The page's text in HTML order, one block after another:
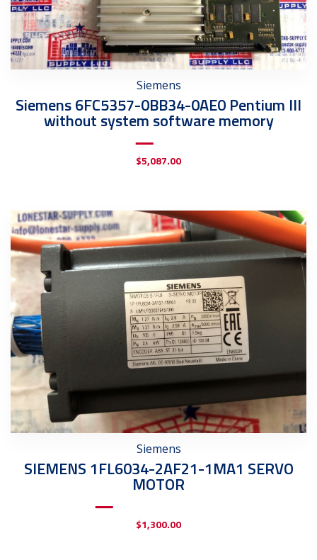
Siemens
Siemens 6FC5357-0BB34-0AE0 Pentium III
without system software memory
$5,087.00
Siemens
SIEMENS 1FL6034-2AF21-1MA1 SERVO
MOTOR
$1,300.00